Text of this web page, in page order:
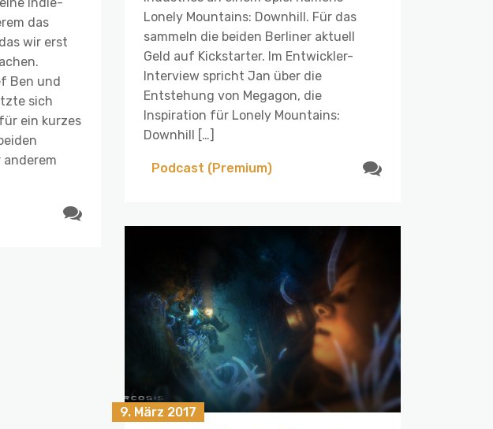
Lonely Mountains: Downhill. Für das
sammeln die beiden Berliner aktuell
Geld auf Kickstarter. Im Entwickler-
Interview spricht Jan über die
Entstehung von Megagon, die
Inspiration für Lonely Mountains:
Downhill […]
Podcast (Premium)
das
wir erst
Ben und
sich
ein kurzes
9. März 2017